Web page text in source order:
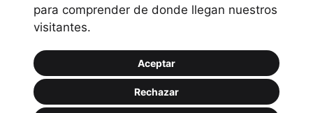
para comprender de donde llegan nuestros
visitantes.
Aceptar
Rechazar
Política de privacidad
Política de uso